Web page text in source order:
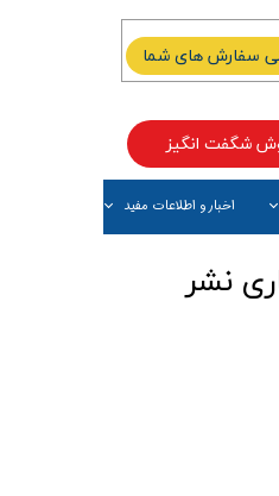
اخبار و اطلاعات مفید
شگفت انگیز
سفارش های شما
نشر